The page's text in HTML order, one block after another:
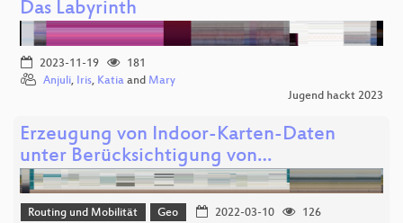
Das Labyrinth
2023-11-19
181
Anjuli, Iris, Katia and Mary
Jugend hackt 2023
Erzeugung von Indoor-Karten-Daten
unter Berücksichtigung von…
Routing und Mobilität Geo 2022-03-10
126